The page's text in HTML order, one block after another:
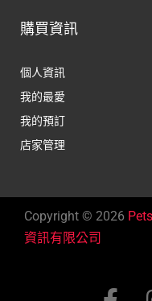
購買資訊
個人資訊
我的最愛
我的預訂
店家管理
Copyright © 2026
資訊有限公司